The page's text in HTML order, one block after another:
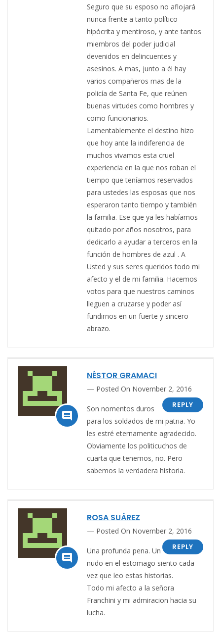
Seguro que su esposo no aflojará
nunca frente a tanto político
hipócrita y mentiroso, y ante tantos
miembros del poder judicial
devenidos en delincuentes y
asesinos. A mas, junto a él hay
varios compañeros mas de la
policía de Santa Fe, que reúnen
buenas virtudes como hombres y
como funcionarios.
Lamentablemente el destino hizo
que hoy ante la indiferencia de
muchos vivamos esta cruel
experiencia en la que nos roban el
tiempo que teníamos reservados
para ustedes las esposas que nos
esperaron tanto tiempo y también
la familia. Ese que ya les habíamos
quitado por años nosotros, para
dedicarlo a ayudar a terceros en la
función de hombres de azul . A
Usted y sus seres queridos todo mi
afecto y el de mi familia. Hacemos
votos para que nuestros caminos
lleguen a cruzarse y poder así
fundirnos en un fuerte y sincero
abrazo.

NÉSTOR GRAMACI
Posted On November 2, 2016
REPLY
Son nomentos duros
para los soldados de mi patria. Yo
les estré eternamente agradecido.
Obviamente los politicuchos de
cuarta que tenemos, no. Pero
sabemos la verdadera historia.

ROSA SUÁREZ
Posted On November 2, 2016
REPLY
Una profunda pena. Un
nudo en el estomago siento cada
vez que leo estas historias.
Todo mi afecto a la señora
Franchini y mi admiracion hacia su
lucha.